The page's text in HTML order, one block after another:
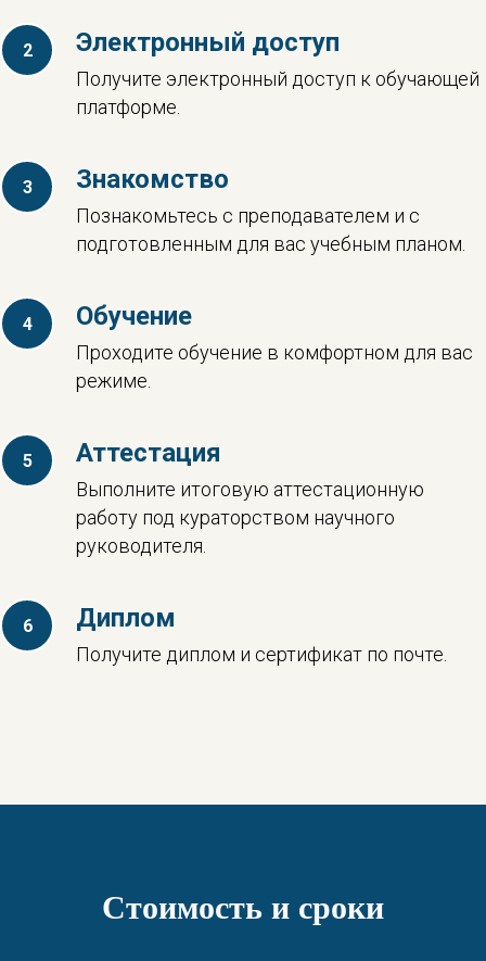
Электронный доступ
Получите электронный доступ к обучающей
платформе.
Знакомство
Познакомьтесь с преподавателем и с
подготовленным для вас учебным планом.
Обучение
Проходите обучение в комфортном для вас
режиме.
Аттестация
Выполните итоговую аттестационную
работу под кураторством научного
руководителя.
Диплом
Получите диплом и сертификат по почте.
Стоимость и сроки